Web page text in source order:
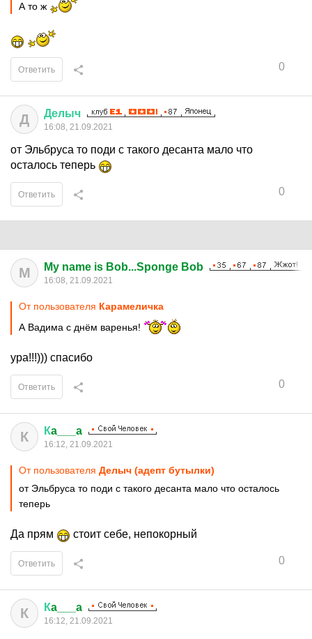
А то ж
0
Ответить
Д Делыч
16:08, 21.09.2021
от Эльбруса то поди с такого десанта мало что
осталось теперь
0
Ответить
M My name is Bob...Sponge Bob
16:08, 21.09.2021
От пользователя Кaрaмeличкa
А Вадима с днём варенья!
ура!!!))) спасибо
0
Ответить
К Кa___a
16:12, 21.09.2021
От пользователя Делыч (адепт бутылки)
от Эльбруса то поди с такого десанта мало что осталось
теперь
Да прям стоит себе, непокорный
0
Ответить
К Кa___a
16:12, 21.09.2021